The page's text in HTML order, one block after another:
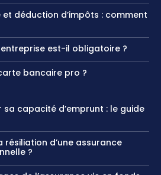
déduction d’impôts : comment
est-il obligatoire ?
bancaire pro ?
capacité d’emprunt : le guide
résiliation d’une assurance
?